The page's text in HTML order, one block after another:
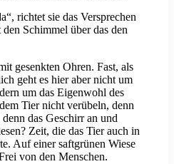
richtet sie das Versprechen
Schimmel über das den
gesenkten Ohren. Fast, als
geht es hier aber nicht um
um das Eigenwohl des
Tier nicht verübeln, denn
das Geschirr an und
Zeit, die das Tier auch in
Auf einer saftgrünen Wiese
von den Menschen.